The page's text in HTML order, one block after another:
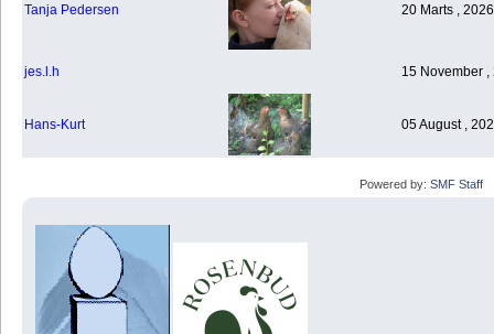
Tanja Pedersen 20 Marts ,
jes.l.h 15 November
Hans-Kurt 05 August ,
Powered by: SMF Staff